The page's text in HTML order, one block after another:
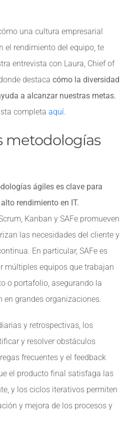
una cultura empresarial
el rendimiento del equipo, te
entrevista con Laura, Chief of
destaca cómo la diversidad
a alcanzar nuestras metas.
completa aquí.
metodologías
ágiles es clave para
rendimiento en IT.
Kanban y SAFe promueven
las necesidades del cliente y
En particular, SAFe es
múltiples equipos que trabajan
o portafolio, asegurando la
en grandes organizaciones.
y retrospectivas, los
y resolver obstáculos
frecuentes y el feedback
el producto final satisfaga las
y los ciclos iterativos permiten
y mejora de los procesos y